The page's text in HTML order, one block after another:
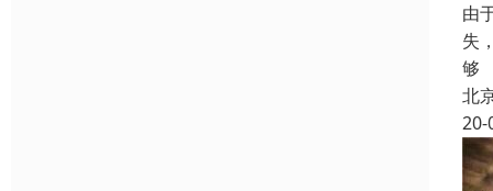
由
失
够
北
20-